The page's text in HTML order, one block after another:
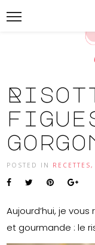
POSTED IN RECETTES,
Aujourd’hui, je
et gourmande : le